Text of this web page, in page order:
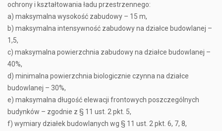
ochrony i kształtowania ładu przestrzennego:
a) maksymalna wysokość zabudowy – 15 m,
b) maksymalna intensywność zabudowy na działce budowlanej –
1,5,
c) maksymalna powierzchnia zabudowy na działce budowlanej –
40%,
d) minimalna powierzchnia biologicznie czynna na działce
budowlanej – 30%,
e) maksymalna długość elewacji frontowych poszczególnych
budynków – zgodnie z § 11 ust. 2 pkt. 5,
f) wymiary działek budowlanych wg § 11 ust. 2 pkt. 6, 7, 8,